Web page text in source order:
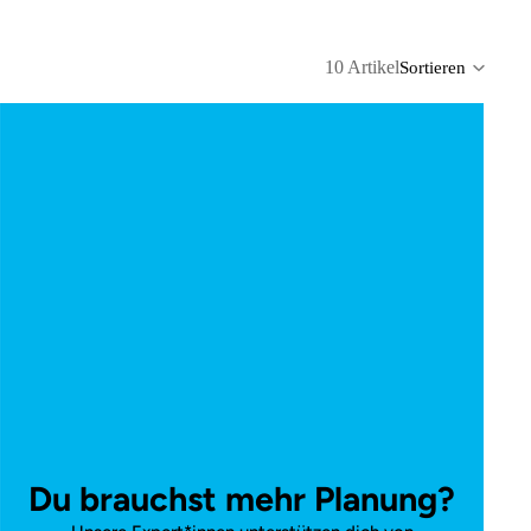
10 ArtikelSortieren
Du brauchst mehr Planung?